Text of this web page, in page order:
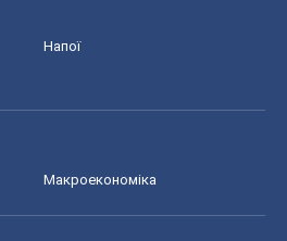
Напої
Макроекономіка